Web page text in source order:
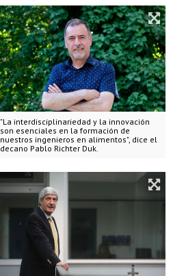
"La interdisciplinariedad y la innovación
son esenciales en la formación de
nuestros ingenieros en alimentos", dice el
decano Pablo Richter Duk.